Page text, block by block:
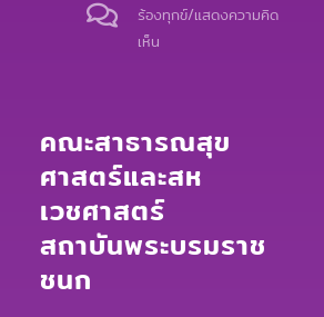
ร้องทุกข์/แสดงความคิด
เห็น
คณะสาธารณสุข
ศาสตร์และสห
เวชศาสตร์
สถาบันพระบรมราช
ชนก